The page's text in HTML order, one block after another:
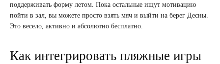
поддерживать форму летом. Пока остальные ищут мотивацию
пойти в зал, вы можете просто взять мяч и выйти на берег Десны.
Это весело, активно и абсолютно бесплатно.
Как интегрировать пляжные игры